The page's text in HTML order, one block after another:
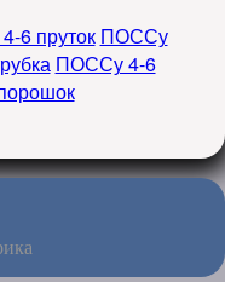
6 пруток ПОССу
ПОССу 4-6